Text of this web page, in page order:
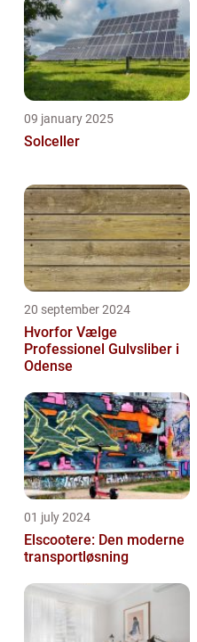
09 january 2025
Solceller
20 september 2024
Hvorfor Vælge
Professionel Gulvsliber i
Odense
01 july 2024
Elscootere: Den moderne
transportløsning